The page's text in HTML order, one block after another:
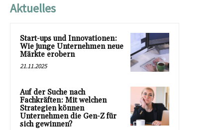
Aktuelles
Start-ups und Innovationen:
Wie junge Unternehmen neue
Märkte erobern
21.11.2025
Auf der Suche nach
Fachkräften: Mit welchen
Strategien können
Unternehmen die Gen-Z für
sich gewinnen?